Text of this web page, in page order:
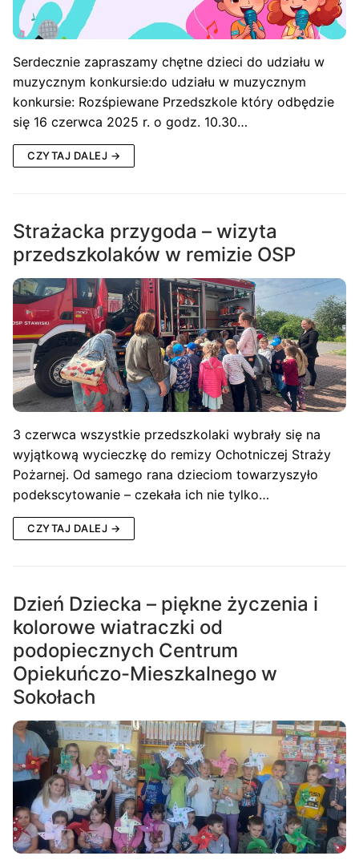
Serdecznie zapraszamy chętne dzieci do udziału w
muzycznym konkursie:do udziału w muzycznym
konkursie: Rozśpiewane Przedszkole który odbędzie
się 16 czerwca 2025 r. o godz. 10.30…
CZYTAJ DALEJ →
Strażacka przygoda – wizyta
przedszkolaków w remizie OSP
3 czerwca wszystkie przedszkolaki wybrały się na
wyjątkową wycieczkę do remizy Ochotniczej Straży
Pożarnej. Od samego rana dzieciom towarzyszyło
podekscytowanie – czekała ich nie tylko…
CZYTAJ DALEJ →
Dzień Dziecka – piękne życzenia i
kolorowe wiatraczki od
podopiecznych Centrum
Opiekuńczo-Mieszkalnego w
Sokołach